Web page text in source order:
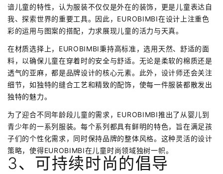
谙儿童的特性，认为服装不仅仅是外在的装饰，更是儿童表达自
我、探索世界的重要工具。因此，EUROBIMBI在设计上注重色
彩的运用与图案的搭配，力求展现儿童的活力与天真。
在材质选择上，EUROBIMBI秉持高标准，选用天然、舒适的面
料，以确保儿童在穿着时的安全与舒适。无论是柔软的棉质还是
透气的亚麻，都是品牌设计的核心元素。此外，设计师还会关注
细节，如独特的缝合工艺和精致的配饰，使每一件服装都散发出
独特的魅力。
为了迎合不同年龄段儿童的需求，EUROBIMBI推出了从婴儿到
青少年的一系列服装。每个系列都具有鲜明的特色，旨在满足孩
子们的个性化需求，同时保持品牌的整体风格。这种灵活的设计
策略，使得EUROBIMBI在儿童时尚领域独树一帜。
3、可持续时尚的倡导